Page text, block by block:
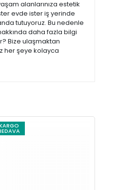
alanlarınıza estetik
evde ister iş yerinde
tutuyoruz. Bu nedenle
daha fazla bilgi
Bize ulaşmaktan
her şeye kolayca